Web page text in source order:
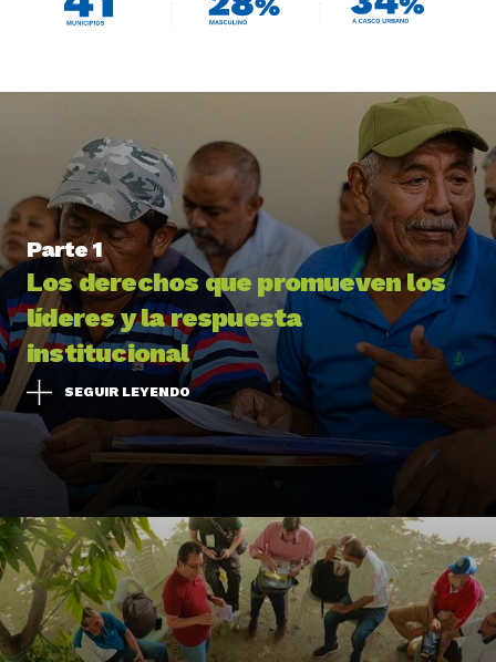
Parte 1
Los derechos que promueven los
líderes y la respuesta
institucional
SEGUIR LEYENDO
El activismo de los defensores se concentra
en el trabajo con las comunidades
El92% de las personasque participan en el Pulso